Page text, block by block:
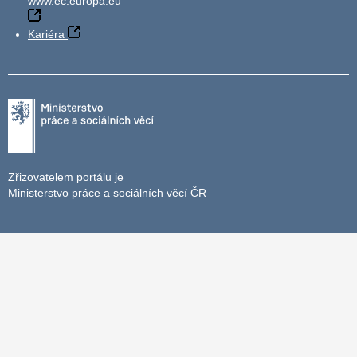
Kariéra
Zřizovatelem portálu je
Ministerstvo práce a sociálních věcí ČR